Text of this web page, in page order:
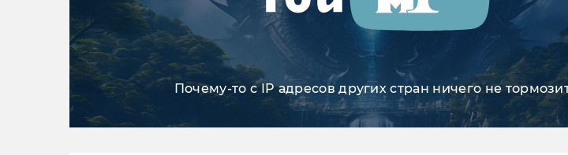
Почему-то с IP адресов других стран ничего не